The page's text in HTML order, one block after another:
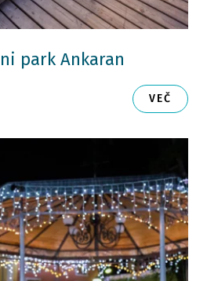
park Ankaran
VEČ